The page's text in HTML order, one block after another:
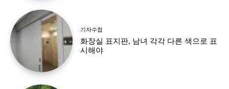
기자수첩
화장실 표지판, 남녀 각각 다른 색으로 표
시해야